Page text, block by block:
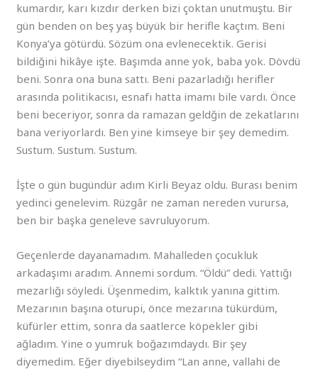
kumardır, karı kızdır derken bizi çoktan unutmuştu. Bir
gün benden on beş yaş büyük bir herifle kaçtım. Beni
Konya’ya götürdü. Sözüm ona evlenecektik. Gerisi
bildiğini hikâye işte. Başımda anne yok, baba yok. Dövdü
beni. Sonra ona buna sattı. Beni pazarladığı herifler
arasında politikacısı, esnafı hatta imamı bile vardı. Önce
beni beceriyor, sonra da ramazan geldğin de zekatlarını
bana veriyorlardı. Ben yine kimseye bir şey demedim.
Sustum. Sustum. Sustum.
İşte o gün bugündür adım Kirli Beyaz oldu. Burası benim
yedinci genelevim. Rüzgâr ne zaman nereden vurursa,
ben bir başka geneleve savruluyorum.
Geçenlerde dayanamadım. Mahalleden çocukluk
arkadaşımı aradım. Annemi sordum. “Öldü” dedi. Yattığı
mezarlığı söyledi. Üşenmedim, kalktık yanına gittim.
Mezarının başına oturupi, önce mezarına tükürdüm,
küfürler ettim, sonra da saatlerce köpekler gibi
ağladım. Yine o yumruk boğazımdaydı. Bir şey
diyemedim. Eğer diyebilseydim “Lan anne, vallahi de